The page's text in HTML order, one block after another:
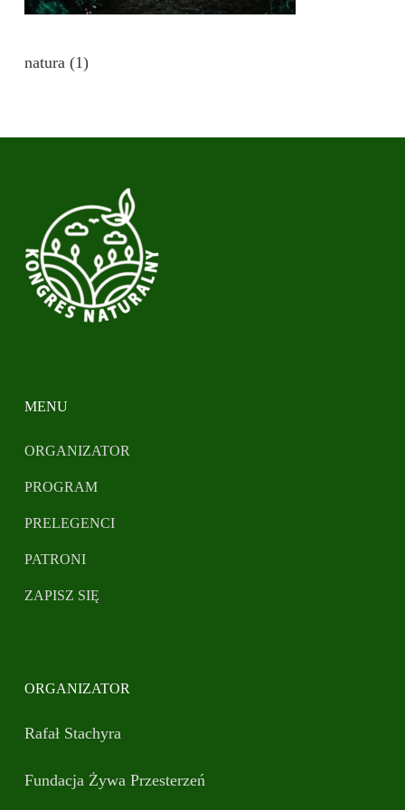
natura (1)
MENU
ORGANIZATOR
PROGRAM
PRELEGENCI
PATRONI
ZAPISZ SIĘ
ORGANIZATOR
Rafał Stachyra
Fundacja Żywa Przesterzeń